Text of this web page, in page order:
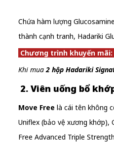
Chứa hàm lượng
thành cạnh tranh, Hadariki
Chương trình khuyến mãi:
Khi mua2 hộp Hadariki
2. Viên uống bổ
Move Free là cái tên không
Uniflex (bảo vệ xương khớp),
Free Advanced Triple